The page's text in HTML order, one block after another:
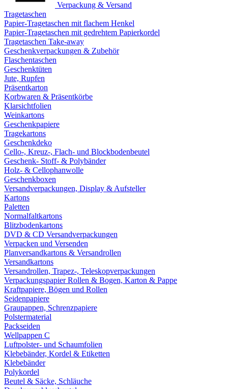
Verpackung & Versand
Tragetaschen
Papier-Tragetaschen mit flachem Henkel
Papier-Tragetaschen mit gedrehtem Papierkordel
Tragetaschen Take-away
Geschenkverpackungen & Zubehör
Flaschentaschen
Geschenktüten
Jute, Rupfen
Präsentkarton
Korbwaren & Präsentkörbe
Klarsichtfolien
Weinkartons
Geschenkpapiere
Tragekartons
Geschenkdeko
Cello-, Kreuz-, Flach- und Blockbodenbeutel
Geschenk- Stoff- & Polybänder
Holz- & Cellophanwolle
Geschenkboxen
Versandverpackungen, Display & Aufsteller
Kartons
Paletten
Normalfaltkartons
Blitzbodenkartons
DVD & CD Versandverpackungen
Verpacken und Versenden
Planversandkartons & Versandrollen
Versandkartons
Versandrollen, Trapez-, Teleskopverpackungen
Verpackungspapier Rollen & Bogen, Karton & Pappe
Kraftpapiere, Bögen und Rollen
Seidenpapiere
Graupappen, Schrenzpapiere
Polstermaterial
Packseiden
Wellpappen C
Luftpolster- und Schaumfolien
Klebebänder, Kordel & Etiketten
Klebebänder
Polykordel
Beutel & Säcke, Schläuche